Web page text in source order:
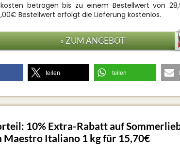
betragen bis zu einem Bestellwert von
Bestellwert erfolgt die Lieferung kostenlos.
» ZUM ANGEBOT
teilen teilen
10% Extra-Rabatt auf
Maestro Italiano 1 kg für 15,70€